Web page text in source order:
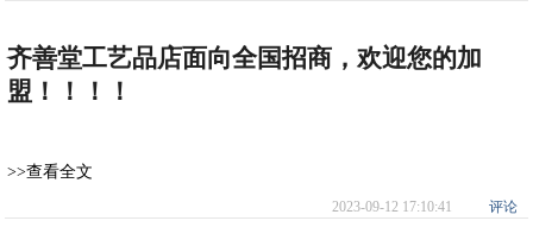
齐善堂工艺品店面向全国招商，欢迎您的加
盟！！！！
>>查看全文
2023-09-12 17:10:41 评论